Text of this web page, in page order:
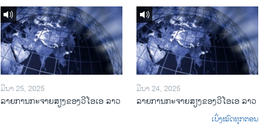
ມີນາ 25, 2025
ລາຍການກະຈາຍສຽງຂອງວີໂອເອ ລາວ
ມີນາ 24, 2025
ລາຍການກະຈາຍສຽງຂອງວີໂອເອ ລາວ
ເບິ່ງໝົດທຸກຕອນ